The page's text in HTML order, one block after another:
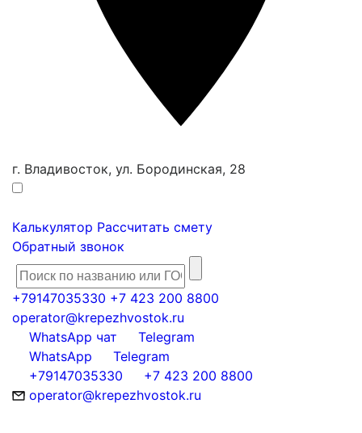
г. Владивосток, ул. Бородинская, 28
Калькулятор Рассчитать смету
Обратный звонок
+79147035330 +7 423 200 8800
operator@krepezhvostok.ru
WhatsApp чат
Telegram
WhatsApp
Telegram
+79147035330
+7 423 200 8800
operator@krepezhvostok.ru